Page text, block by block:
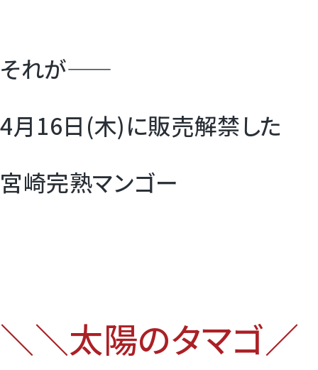
それが――
4月16日(木)に販売解禁した
宮崎完熟マンゴー
＼＼太陽のタマゴ／